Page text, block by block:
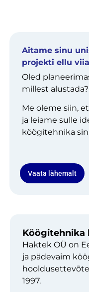
Aitame sinu
projekti ellu
Oled
millest alustada?
Me oleme siin,
ja leiame sulle
köögitehnika
Vaata lähemalt
Köögitehnika
Haktek OÜ on
ja pädevaim
1997.